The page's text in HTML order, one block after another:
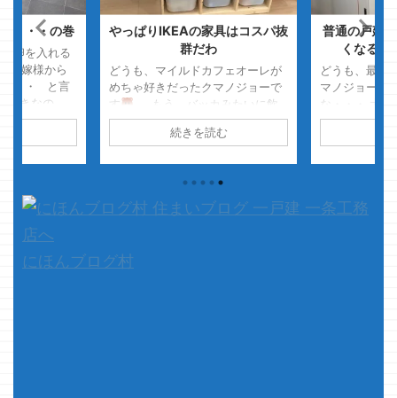
・・・の巻
卵を入れる
嫁様から
・・・ と言
きなの
、本題で
外構は一
やっぱりIKEAの家具はコスパ抜
群だわ
どうも、マイルドカフェオーレが
めちゃ好きだったクマノジョーで
す
もう、バッカみたいに飲
んでました・・・
そう、飲ん
でましたです 最近はすっかり飲
て、本題です アイスマートに住
み始めてから1か月半程経ちました
っとだけ内覧してみ ...
続きを読む
普通の戸建
くなる一
どうも、最終
マノジョーで
な・・・ 大
最終的には小
って話をして
にほんブログ村